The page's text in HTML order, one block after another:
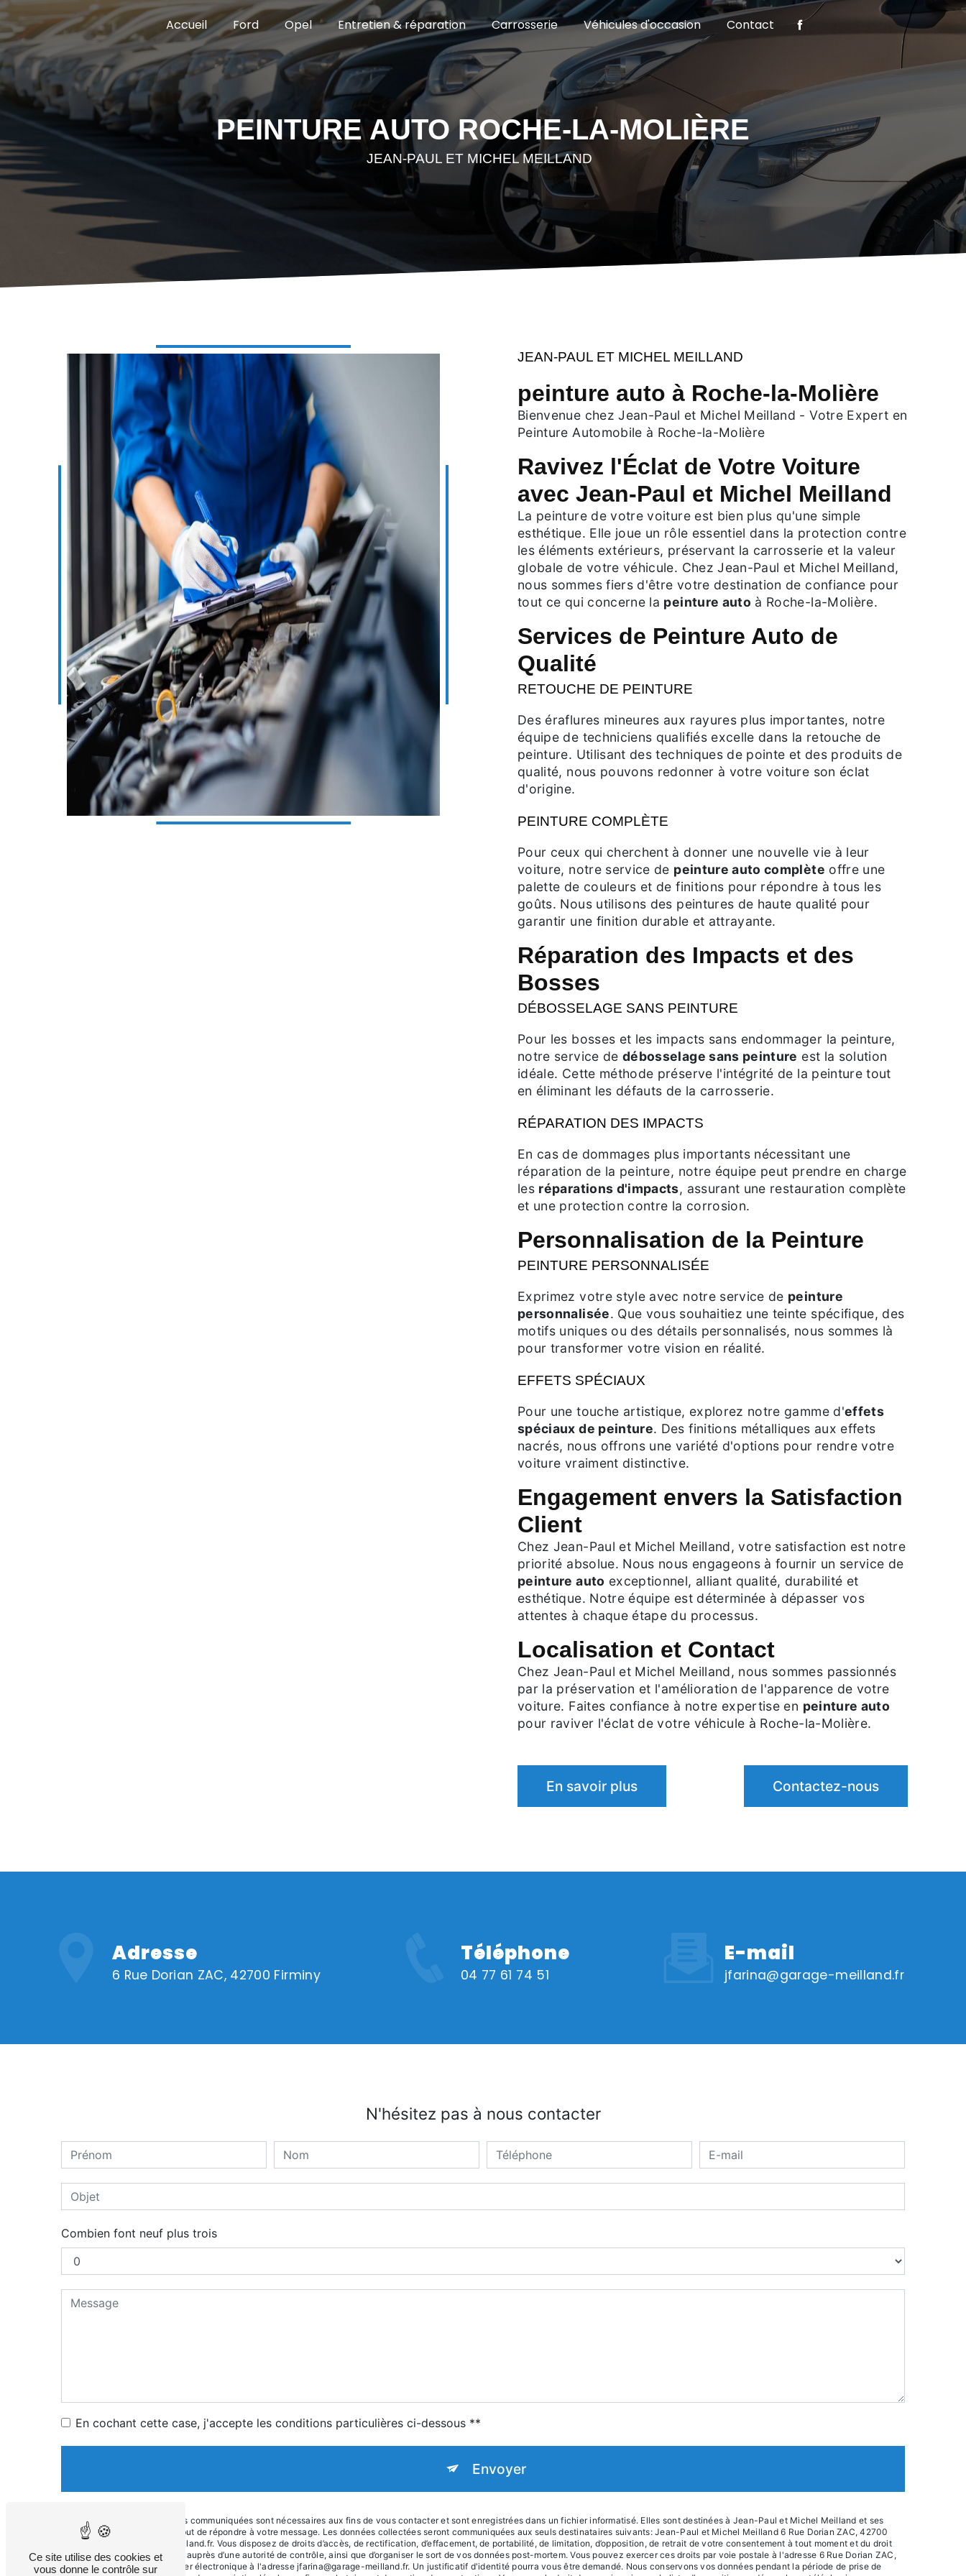
Accueil Ford Opel Entretien & réparation Carrosserie Véhicules d'occasion Contact
PEINTURE AUTO ROCHE-LA-MOLIÈRE
JEAN-PAUL ET MICHEL MEILLAND
JEAN-PAUL ET MICHEL MEILLAND
peinture auto à Roche-la-Molière
Bienvenue chez Jean-Paul et Michel Meilland - Votre Expert en
Peinture Automobile à Roche-la-Molière
Ravivez l'Éclat de Votre Voiture
avec Jean-Paul et Michel Meilland
La peinture de votre voiture est bien plus qu'une simple
esthétique. Elle joue un rôle essentiel dans la protection contre
les éléments extérieurs, préservant la carrosserie et la valeur
globale de votre véhicule. Chez Jean-Paul et Michel Meilland,
nous sommes fiers d'être votre destination de confiance pour
tout ce qui concerne la peinture auto à Roche-la-Molière.
Services de Peinture Auto de
Qualité
RETOUCHE DE PEINTURE
Des éraflures mineures aux rayures plus importantes, notre
équipe de techniciens qualifiés excelle dans la retouche de
peinture. Utilisant des techniques de pointe et des produits de
qualité, nous pouvons redonner à votre voiture son éclat
d'origine.
PEINTURE COMPLÈTE
Pour ceux qui cherchent à donner une nouvelle vie à leur
voiture, notre service de peinture auto complète offre une
palette de couleurs et de finitions pour répondre à tous les
goûts. Nous utilisons des peintures de haute qualité pour
garantir une finition durable et attrayante.
Réparation des Impacts et des
Bosses
DÉBOSSELAGE SANS PEINTURE
Pour les bosses et les impacts sans endommager la peinture,
notre service de débosselage sans peinture est la solution
idéale. Cette méthode préserve l'intégrité de la peinture tout
en éliminant les défauts de la carrosserie.
RÉPARATION DES IMPACTS
En cas de dommages plus importants nécessitant une
réparation de la peinture, notre équipe peut prendre en charge
les réparations d'impacts, assurant une restauration complète
et une protection contre la corrosion.
Personnalisation de la Peinture
PEINTURE PERSONNALISÉE
Exprimez votre style avec notre service de peinture
personnalisée. Que vous souhaitiez une teinte spécifique, des
motifs uniques ou des détails personnalisés, nous sommes là
pour transformer votre vision en réalité.
EFFETS SPÉCIAUX
Pour une touche artistique, explorez notre gamme d'effets
spéciaux de peinture. Des finitions métalliques aux effets
nacrés, nous offrons une variété d'options pour rendre votre
voiture vraiment distinctive.
Engagement envers la Satisfaction
Client
Chez Jean-Paul et Michel Meilland, votre satisfaction est notre
priorité absolue. Nous nous engageons à fournir un service de
peinture auto exceptionnel, alliant qualité, durabilité et
esthétique. Notre équipe est déterminée à dépasser vos
attentes à chaque étape du processus.
Localisation et Contact
Chez Jean-Paul et Michel Meilland, nous sommes passionnés
par la préservation et l'amélioration de l'apparence de votre
voiture. Faites confiance à notre expertise en peinture auto
pour raviver l'éclat de votre véhicule à Roche-la-Molière.
En savoir plus Contactez-nous
Adresse
6 Rue Dorian ZAC, 42700 Firminy
Téléphone
04 77 61 74 51
E-mail
jfarina@garage-meilland.fr
N'hésitez pas à nous contacter
Combien font neuf plus trois
En cochant cette case, j'accepte les conditions particulières ci-dessous **
Envoyer
** Les données personnelles communiquées sont nécessaires aux fins de vous contacter et sont enregistrées dans un fichier informatisé. Elles sont destinées à Jean-Paul et Michel Meilland et ses
sous-traitants dans le seul but de répondre à votre message. Les données collectées seront communiquées aux seuls destinataires suivants: Jean-Paul et Michel Meilland 6 Rue Dorian ZAC, 42700
Firminy jfarina@garage-meilland.fr. Vous disposez de droits d’accès, de rectification, d’effacement, de portabilité, de limitation, d’opposition, de retrait de votre consentement à tout moment et du droit
d’introduire une réclamation auprès d’une autorité de contrôle, ainsi que d’organiser le sort de vos données post-mortem. Vous pouvez exercer ces droits par voie postale à l'adresse 6 Rue Dorian ZAC,
42700 Firminy ou par courrier électronique à l'adresse jfarina@garage-meilland.fr. Un justificatif d'identité pourra vous être demandé. Nous conservons vos données pendant la période de prise de
Panneau de gestion des cookies
Ce site utilise des cookies et
vous donne le contrôle sur